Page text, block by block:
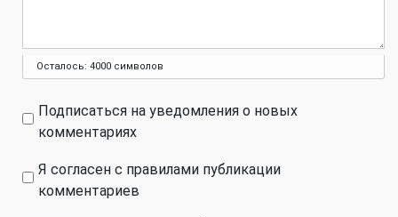
Осталось: 4000 символов
Подписаться на уведомления о новых
комментариях
Я согласен с правилами публикации
комментариев